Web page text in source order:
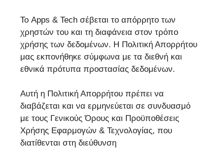
Το Apps & Tech σέβεται το απόρρητο των
χρηστών του και τη διαφάνεια στον τρόπο
χρήσης των δεδομένων. Η Πολιτική Απορρήτου
μας εκπονήθηκε σύμφωνα με τα διεθνή και
εθνικά πρότυπα προστασίας δεδομένων.
Αυτή η Πολιτική Απορρήτου πρέπει να
διαβάζεται και να ερμηνεύεται σε συνδυασμό
με τους Γενικούς Όρους και Προϋποθέσεις
Χρήσης Εφαρμογών & Τεχνολογίας, που
διατίθενται στη διεύθυνση